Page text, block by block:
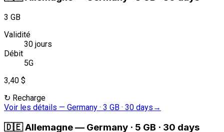
3 GB
Validité
30 jours
Débit
5G
3,40 $
↻ Recharge
Voir les détails — Germany · 3 GB · 30 days →
🇩🇪Allemagne— Germany · 5 GB · 30 days